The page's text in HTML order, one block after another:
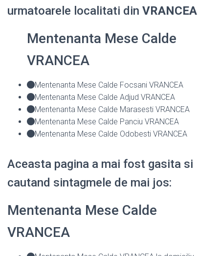
urmatoarele localitati din VRANCEA
Mentenanta Mese Calde
VRANCEA
Mentenanta Mese Calde Focsani VRANCEA
Mentenanta Mese Calde Adjud VRANCEA
Mentenanta Mese Calde Marasesti VRANCEA
Mentenanta Mese Calde Panciu VRANCEA
Mentenanta Mese Calde Odobesti VRANCEA
Aceasta pagina a mai fost gasita si
cautand sintagmele de mai jos:
Mentenanta Mese Calde
VRANCEA